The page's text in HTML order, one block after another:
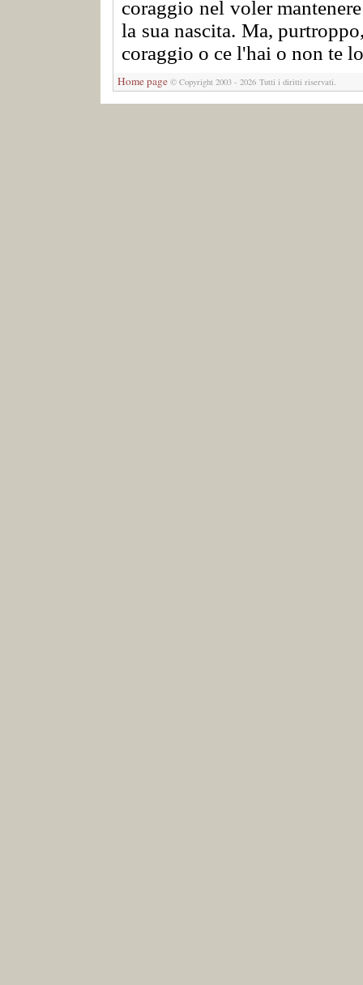
coraggio nel voler
la sua nascita. Ma,
coraggio o ce l'hai o non te
Home page © Copyright 2003 - 2026 Tutti i diritti riservati.